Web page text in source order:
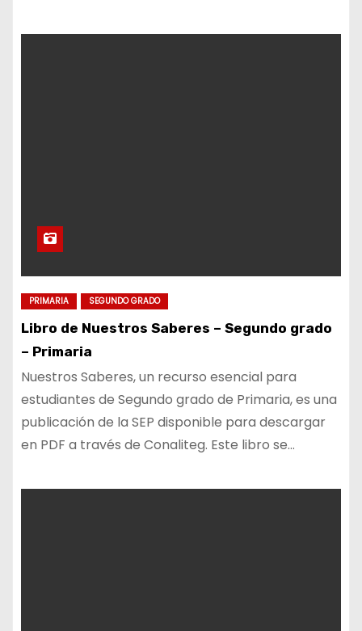
PRIMARIA SEGUNDO GRADO
Libro de Nuestros Saberes – Segundo grado
– Primaria
Nuestros Saberes, un recurso esencial para
estudiantes de Segundo grado de Primaria, es una
publicación de la SEP disponible para descargar
en PDF a través de Conaliteg. Este libro se…